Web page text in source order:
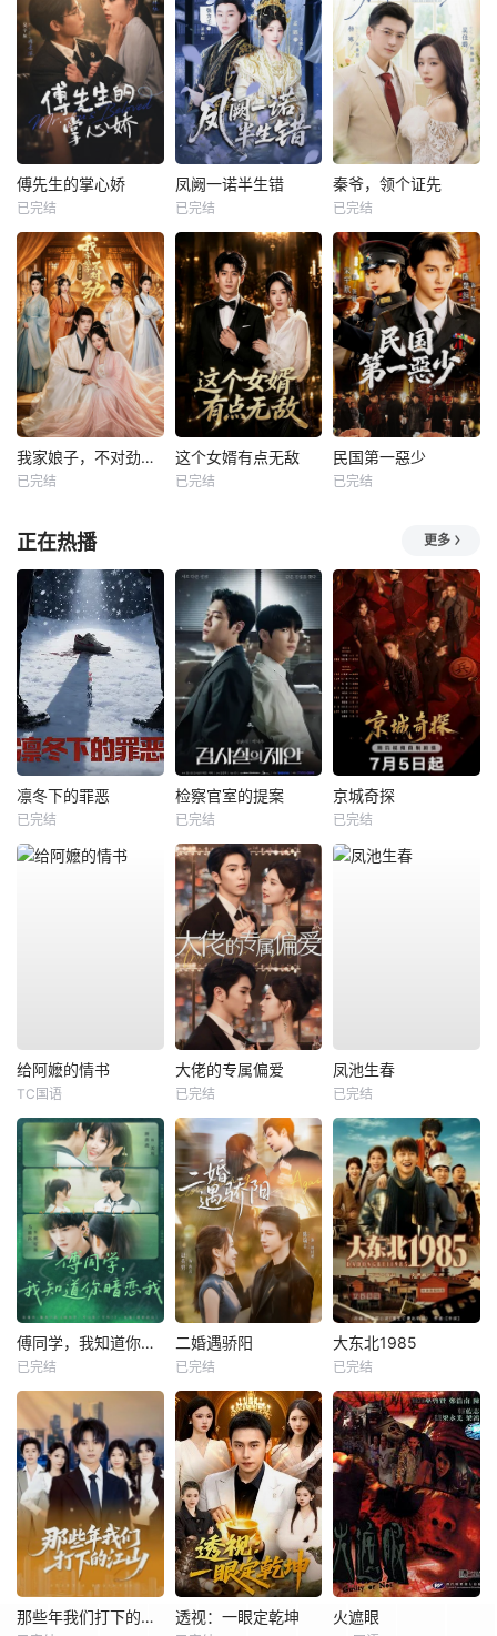
傅先生的掌心娇
已完结
凤阙一诺半生错
已完结
秦爷，领个证先
已完结
我家娘子，不对劲第四季
已完结
这个女婿有点无敌
已完结
民国第一惡少
已完结
正在热播 更多
凛冬下的罪恶
已完结
检察官室的提案
已完结
京城奇探
已完结
给阿嬷的情书
TC国语
大佬的专属偏爱
已完结
凤池生春
已完结
傅同学，我知道你暗恋我
已完结
二婚遇骄阳
已完结
大东北1985
已完结
那些年我们打下的江山 透视：一眼定乾坤 火遮眼